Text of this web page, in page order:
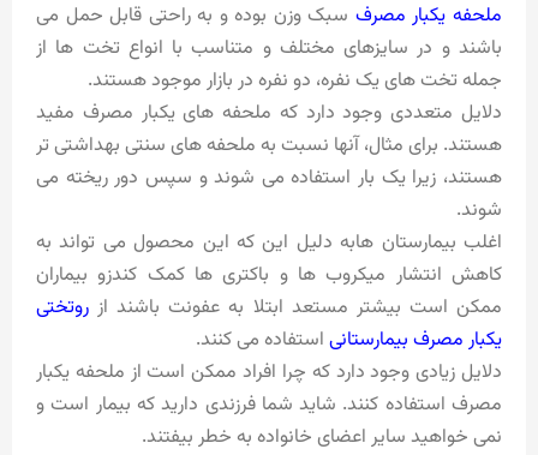
ملحفه یکبار مصرف سبک وزن بوده و به راحتی قابل حمل می
باشند و در سایزهای مختلف و متناسب با انواع تخت ها از
جمله تخت های یک نفره، دو نفره در بازار موجود هستند.
دلایل متعددی وجود دارد که ملحفه های یکبار مصرف مفید
هستند. برای مثال، آنها نسبت به ملحفه های سنتی بهداشتی تر
هستند، زیرا یک بار استفاده می شوند و سپس دور ریخته می
شوند.
اغلب بیمارستان هابه دلیل این که این محصول می تواند به
کاهش انتشار میکروب ها و باکتری ها کمک کندزو بیماران
ممکن است بیشتر مستعد ابتلا به عفونت باشند از روتختی
یکبار مصرف بیمارستانی استفاده می کنند.
دلایل زیادی وجود دارد که چرا افراد ممکن است از ملحفه یکبار
مصرف استفاده کنند. شاید شما فرزندی دارید که بیمار است و
نمی خواهید سایر اعضای خانواده به خطر بیفتند.